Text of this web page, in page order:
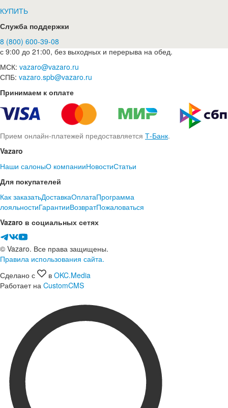
КУПИТЬ
Служба поддержки
8 (800) 600-39-08
с 9:00 до 21:00, без выходных и перерыва на обед.
МСК: vazaro@vazaro.ru
СПБ: vazaro.spb@vazaro.ru
Принимаем к оплате
Прием онлайн-платежей предоставляется Т-Банк.
Vazaro
Наши салоныО компанииНовостиСтатьи
Для покупателей
Как заказатьДоставкаОплатаПрограмма
лояльностиГарантииВозвратПожаловаться
Vazaro в социальных сетях
© Vazaro. Все права защищены.
Правила использования сайта.
Сделано с
в OKC.Media
Работает на CustomCMS